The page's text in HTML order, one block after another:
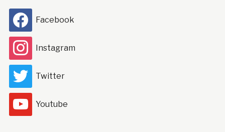
Facebook
Instagram
Twitter
Youtube